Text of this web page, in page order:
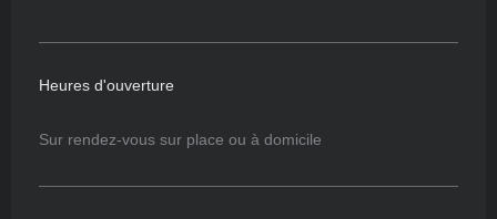
Heures d'ouverture
Sur rendez-vous sur place ou à domicile